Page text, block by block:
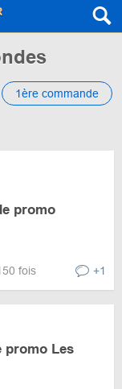
1ère commande
promo
fois +1
promo Les